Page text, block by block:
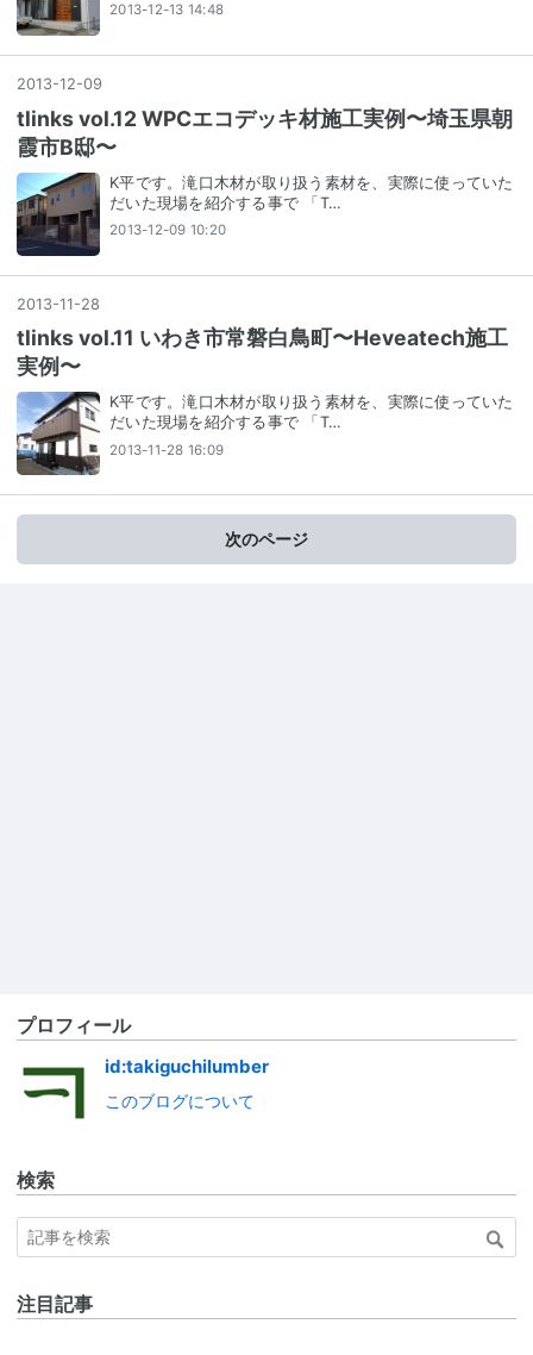
2013-12-13 14:48
2013-12-09
tlinks vol.12 WPCエコデッキ材施工実例〜埼玉県朝
霞市B邸〜
K平です。滝口木材が取り扱う素材を、実際に使っていた
だいた現場を紹介する事で 「T…
2013-12-09 10:20
2013-11-28
tlinks vol.11 いわき市常磐白鳥町〜Heveatech施工
実例〜
K平です。滝口木材が取り扱う素材を、実際に使っていた
だいた現場を紹介する事で 「T…
2013-11-28 16:09
次のページ
プロフィール
id:takiguchilumber
このブログについて
検索
注目記事